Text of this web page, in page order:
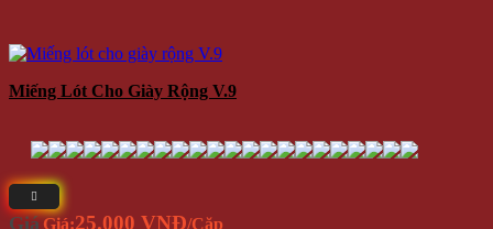
Miếng Lót Cho Giày Rộng V.9
Giá Giá:25.000 VNĐ/Cặp